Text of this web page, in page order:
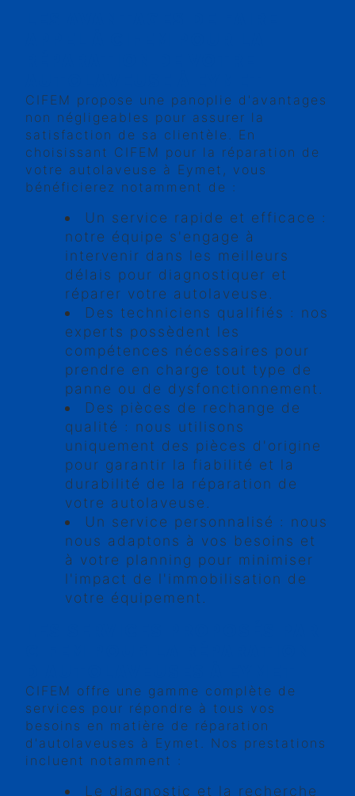
CIFEM propose une panoplie d'avantages
non négligeables pour assurer la
satisfaction de sa clientèle. En
choisissant CIFEM pour la réparation de
votre autolaveuse à Eymet, vous
bénéficierez notamment de :
Un service rapide et efficace :
notre équipe s'engage à
intervenir dans les meilleurs
délais pour diagnostiquer et
réparer votre autolaveuse.
Des techniciens qualifiés : nos
experts possèdent les
compétences nécessaires pour
prendre en charge tout type de
panne ou de dysfonctionnement.
Des pièces de rechange de
qualité : nous utilisons
uniquement des pièces d'origine
pour garantir la fiabilité et la
durabilité de la réparation de
votre autolaveuse.
Un service personnalisé : nous
nous adaptons à vos besoins et
à votre planning pour minimiser
l'impact de l'immobilisation de
votre équipement.
CIFEM offre une gamme complète de
services pour répondre à tous vos
besoins en matière de réparation
d'autolaveuses à Eymet. Nos prestations
incluent notamment :
Le diagnostic et la recherche